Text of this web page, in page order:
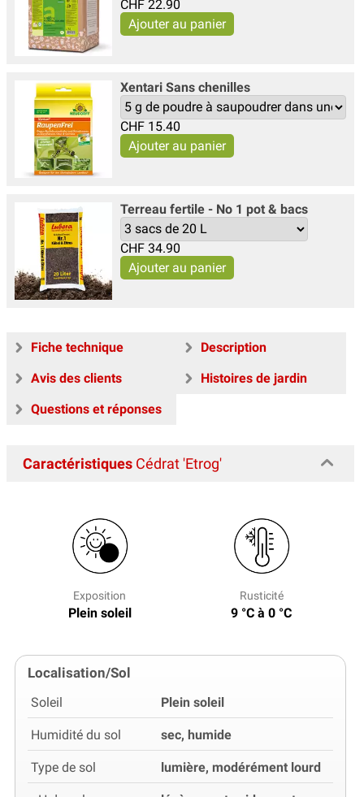
CHF 22.90
Xentari Sans chenilles
CHF 15.40
Terreau fertile - No 1 pot & bacs
CHF 34.90
Fiche technique
Description
Avis des clients
Histoires de jardin
Questions et réponses
Caractéristiques Cédrat 'Etrog'
Exposition
Plein soleil
Rusticité
9 °C à 0 °C
Localisation/Sol
Soleil Plein soleil
Humidité du sol sec, humide
Type de sol lumière, modérément lourd